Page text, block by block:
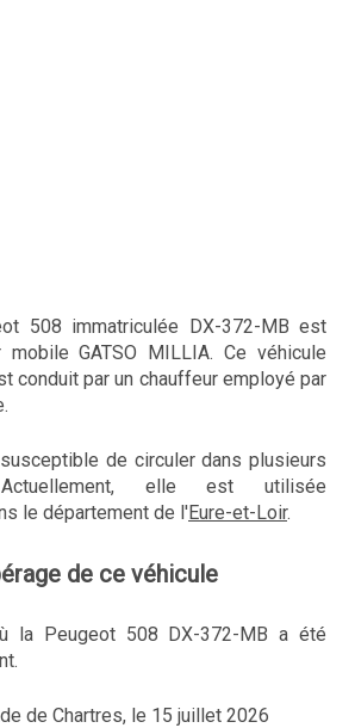
508 immatriculée DX-372-MB est
GATSO MILLIA. Ce véhicule
conduit par un chauffeur employé par
de circuler dans plusieurs
Actuellement, elle est utilisée
le département de l'Eure-et-Loir.
de ce véhicule
la Peugeot 508 DX-372-MB a été
de Chartres, le 15 juillet 2026